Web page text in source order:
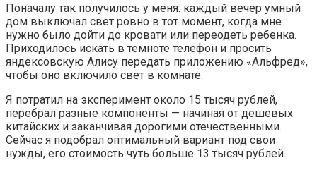
Поначалу так получилось у меня: каждый вечер умный
дом выключал свет ровно в тот момент, когда мне
нужно было дойти до кровати или переодеть ребенка.
Приходилось искать в темноте телефон и просить
яндексовскую Алису передать приложению «Альфред»,
чтобы оно включило свет в комнате.
Я потратил на эксперимент около 15 тысяч рублей,
перебрал разные компоненты — начиная от дешевых
китайских и заканчивая дорогими отечественными.
Сейчас я подобрал оптимальный вариант под свои
нужды, его стоимость чуть больше 13 тысяч рублей.